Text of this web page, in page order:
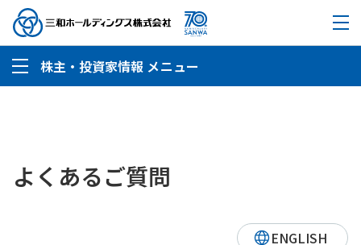
株主・投資家情報 メニュー
よくあるご質問
ENGLISH